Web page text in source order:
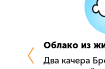
Облако из
Два качера